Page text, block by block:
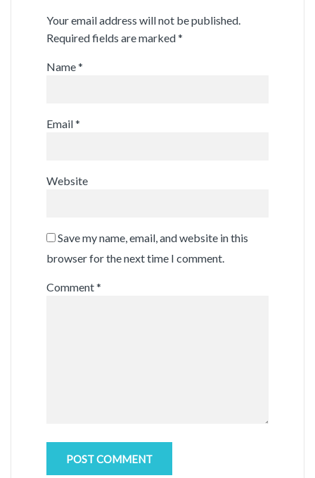
Your email address will not be published.
Required fields are marked*
Name*
Email*
Website
Save my name, email, and website in this
browser for the next time I comment.
Comment*